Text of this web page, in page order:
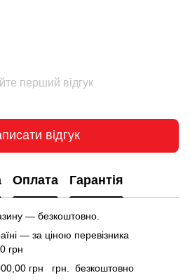
перший відгук
відгук
Оплата Гарантія
— безкоштовно.
— за ціною перевізника
грн
грн грн. безкоштовно